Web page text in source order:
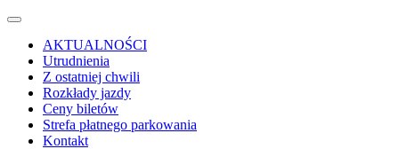
AKTUALNOŚCI
Utrudnienia
Z ostatniej chwili
Rozkłady jazdy
Ceny biletów
Strefa płatnego parkowania
Kontakt